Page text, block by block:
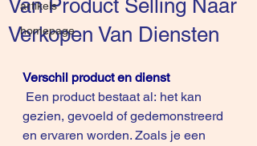
artikels
homepage
Van Product Selling Naar
Verkopen Van Diensten
Verschil product en dienst
gezien, gevoeld of gedemonstreerd
en ervaren worden. Zoals je een